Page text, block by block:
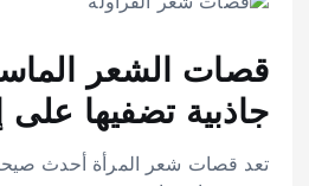
قصات الشعر
جاذبية تضفيها على
تعد قصات شعر المرأة أحدث